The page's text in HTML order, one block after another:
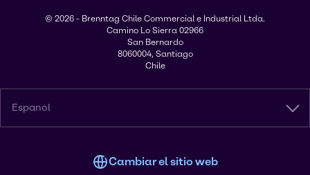
© 2026 - Brenntag Chile Commercial e Industrial Ltda.
Camino Lo Sierra 02966
San Bernardo
8060004, Santiago
Chile
Espanol
Cambiar el sitio web